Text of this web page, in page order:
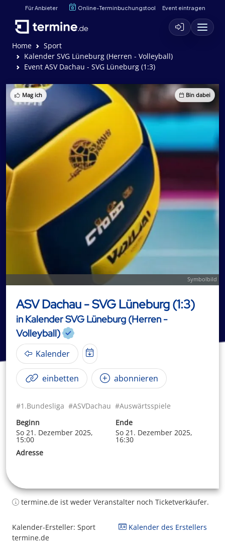
Für Anbieter Online-Terminbuchungstool Event eintragen
Home
Sport
Kalender SVG Lüneburg (Herren - Volleyball)
Event ASV Dachau - SVG Lüneburg (1:3)
Mag ich Bin dabei
Symbolbild
ASV Dachau - SVG Lüneburg (1:3)
in Kalender SVG Lüneburg (Herren -
Volleyball)
Kalender
einbetten abonnieren
#1.Bundesliga #ASVDachau #Auswärtsspiele
Beginn
So 21. Dezember 2025,
15:00
Ende
So 21. Dezember 2025,
16:30
Adresse
termine.de ist weder Veranstalter noch Ticketverkäufer.
Kalender-Ersteller: Sport
termine.de
Kalender des Erstellers